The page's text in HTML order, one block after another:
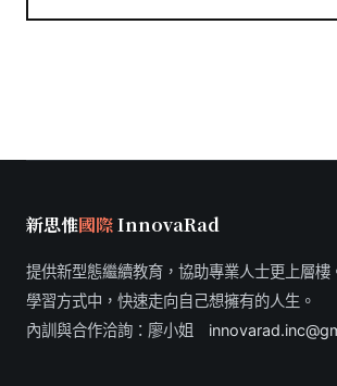
新思惟國際InnovaRad
提供新型態繼續教育，協助專業人士更上層樓
學習方式中，快速走向自己想擁有的人生。
內訓與合作洽詢：廖小姐